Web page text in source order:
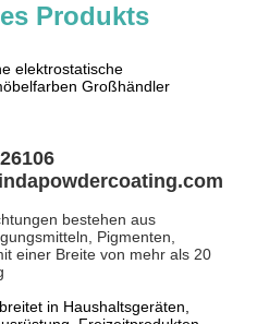
Produkts
elektrostatische
Großhändler
bestehen aus
Pigmenten,
einer Breite von mehr als 20
in Haushaltsgeräten,